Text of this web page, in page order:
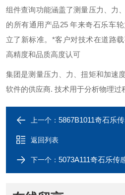
组件查询功能涵盖了测量压力、力
的所有通用产品25 年来奇石乐车
立了新标准。*客户对技术在道路
高精度和品质高度认可
集团是测量压力、力、扭矩和加速
软件的供应商. 技术用于分析物理过
上一个： 5867B1011奇石乐
返回列表
下一个： 5073A111奇石乐传